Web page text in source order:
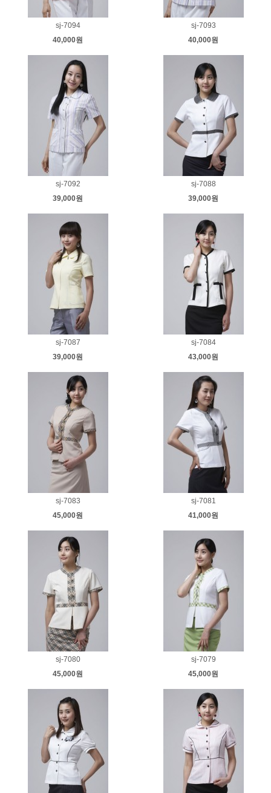
sj-7094
40,000원
sj-7093
40,000원
sj-7092
39,000원
sj-7088
39,000원
sj-7087
39,000원
sj-7084
43,000원
sj-7083
45,000원
sj-7081
41,000원
sj-7080
45,000원
sj-7079
45,000원